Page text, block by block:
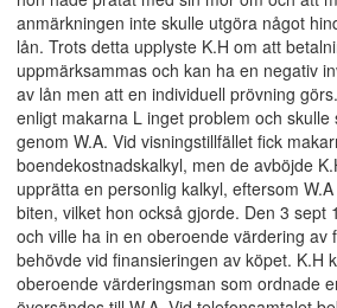
anmärkningen inte skulle utgöra något
lån. Trots detta upplyste K.H om att
uppmärksammas och kan ha en negativ
av lån men att en individuell prövning
enligt makarna L inget problem och skulle
genom W.A. Vid visningstillfället fick
boendekostnadskalkyl, men de avböjde
upprätta en personlig kalkyl, eftersom
biten, vilket hon också gjorde. Den 3 sept
och ville ha in en oberoende värdering av
behövde vid finansieringen av köpet. K.H
oberoende värderingsman som ordnade